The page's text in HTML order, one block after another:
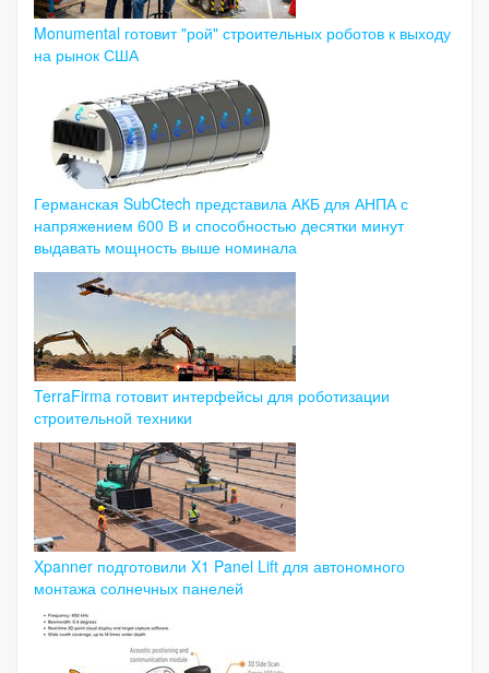
Monumental готовит "рой" строительных роботов к выходу
на рынок США
Германская SubCtech представила АКБ для АНПА с
напряжением 600 В и способностью десятки минут
выдавать мощность выше номинала
TerraFirma готовит интерфейсы для роботизации
строительной техники
Xpanner подготовили X1 Panel Lift для автономного
монтажа солнечных панелей